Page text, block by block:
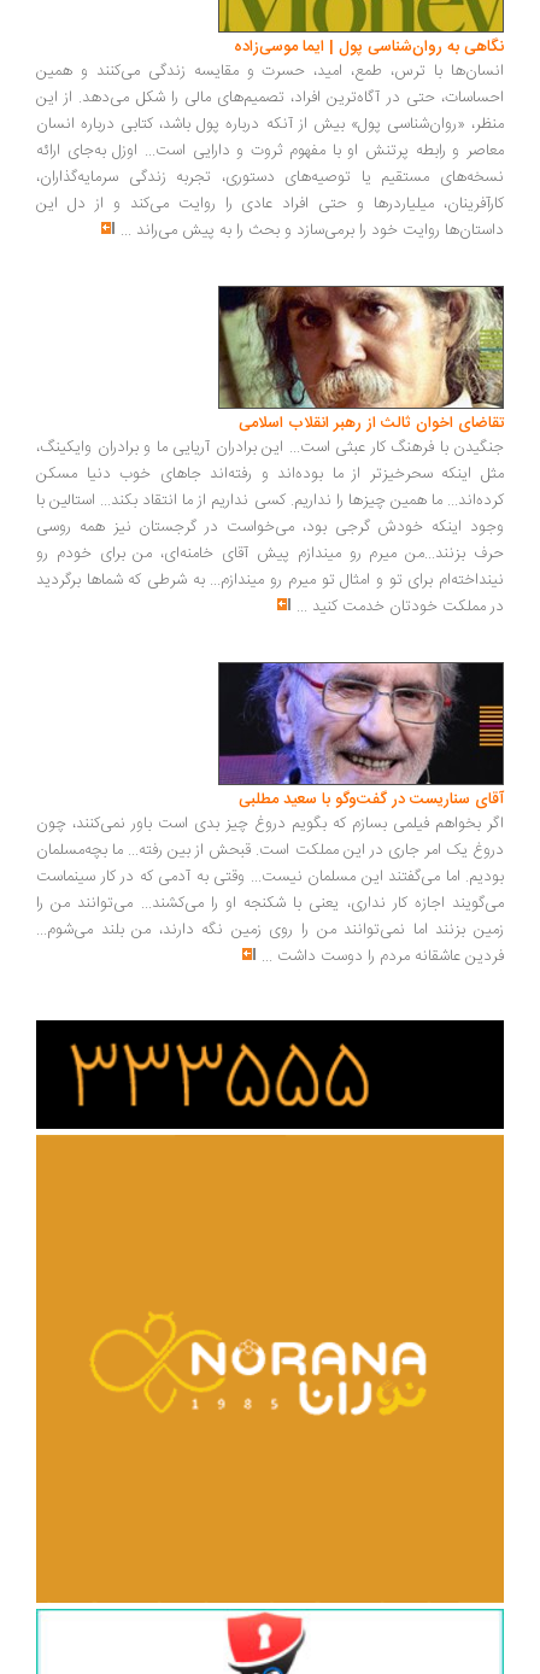
نگاهی به روان‌شناسی پول | ایما موسی‌زاده
انسان‌ها با ترس، طمع، امید، حسرت و مقایسه زندگی می‌کنند و همین
احساسات، حتی در آگاه‌ترین افراد، تصمیم‌های مالی را شکل می‌دهد. از این
منظر، «روان‌شناسی پول» بیش از آنکه درباره پول باشد، کتابی درباره انسان
معاصر و رابطه پرتنش او با مفهوم ثروت و دارایی است... اوزل به‌جای ارائه
نسخه‌های مستقیم یا توصیه‌های دستوری، تجربه زندگی سرمایه‌گذاران،
کارآفرینان، میلیاردرها و حتی افراد عادی را روایت می‌کند و از دل این
داستان‌ها روایت خود را برمی‌سازد و بحث را به پیش می‌راند ...
تقاضای اخوان ثالث از رهبر انقلاب اسلامی
جنگیدن با فرهنگ کار عبثی است... این برادران آریایی ما و برادران وایکینگ،
مثل اینکه سحرخیزتر از ما بوده‌اند و رفته‌اند جاهای خوب دنیا مسکن
کرده‌اند... ما همین چیزها را نداریم. کسی نداریم از ما انتقاد بکند... استالین با
وجود اینکه خودش گرجی بود، می‌خواست در گرجستان نیز همه روسی
حرف بزنند...من میرم رو میندازم پیش آقای خامنه‌ای، من برای خودم رو
نینداخته‌ام برای تو و امثال تو میرم رو میندازم... به شرطی که شماها برگردید
در مملکت خودتان خدمت کنید ...
آقای سناریست در گفت‌وگو با سعید مطلبی
اگر بخواهم فیلمی بسازم که بگویم دروغ چیز بدی است باور نمی‌کنند، چون
دروغ یک امر جاری در این مملکت است. قبحش از بین رفته... ما بچه‌مسلمان
بودیم. اما می‌گفتند این مسلمان نیست... وقتی به آدمی که در کار سینماست
می‌گویند اجازه کار نداری، یعنی با شکنجه او را می‌کشند... می‌توانند من را
زمین بزنند اما نمی‌توانند من را روی زمین نگه دارند، من بلند می‌شوم...
فردین عاشقانه مردم را دوست داشت ...